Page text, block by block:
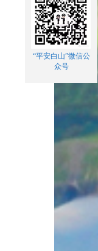
“平安白山”微信公
众号